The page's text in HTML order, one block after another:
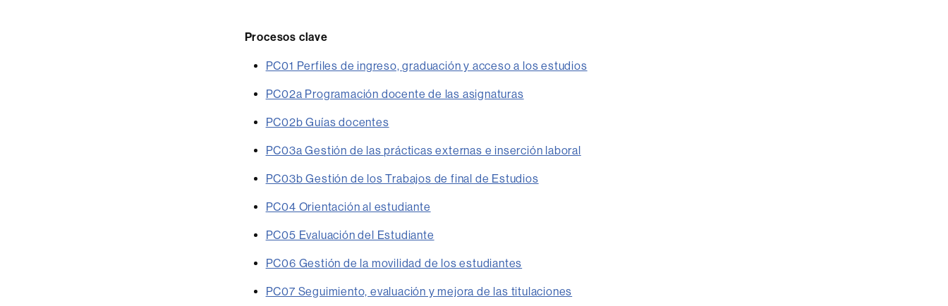
Procesos clave
PC01 Perfiles de ingreso, graduación y acceso a los estudios
PC02a Programación docente de las asignaturas
PC02b Guías docentes
PC03a Gestión de las prácticas externas e inserción laboral
PC03b Gestión de los Trabajos de final de Estudios
PC04 Orientación al estudiante
PC05 Evaluación del Estudiante
PC06 Gestión de la movilidad de los estudiantes
PC07 Seguimiento, evaluación y mejora de las titulaciones